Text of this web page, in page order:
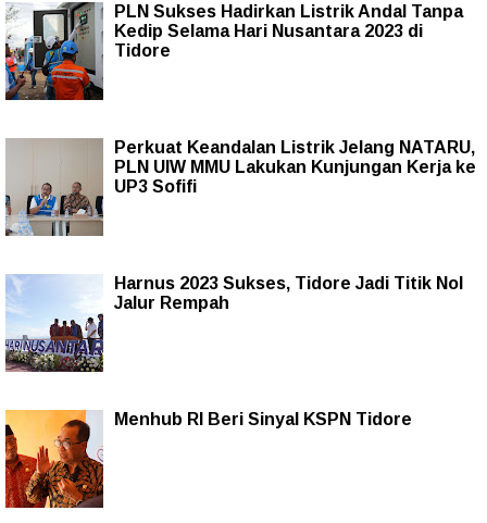
PLN Sukses Hadirkan Listrik Andal Tanpa
Kedip Selama Hari Nusantara 2023 di
Tidore
Perkuat Keandalan Listrik Jelang NATARU,
PLN UIW MMU Lakukan Kunjungan Kerja ke
UP3 Sofifi
Harnus 2023 Sukses, Tidore Jadi Titik Nol
Jalur Rempah
Menhub RI Beri Sinyal KSPN Tidore